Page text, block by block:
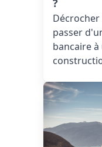
?
passer
bancaire